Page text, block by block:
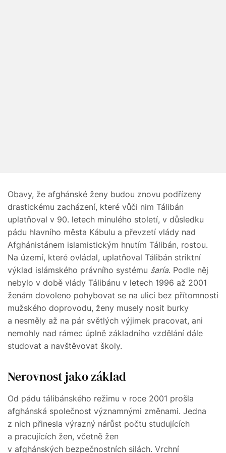
Obavy, že afghánské ženy budou znovu podřízeny
drastickému zacházení, které vůči nim Tálibán
uplatňoval v 90. letech minulého století, v důsledku
pádu hlavního města Kábulu a převzetí vlády nad
Afghánistánem islamistickým hnutím Tálibán, rostou.
Na území, které ovládal, uplatňoval Tálibán striktní
výklad islámského právního systému šaría. Podle něj
nebylo v době vlády Tálibánu v letech 1996 až 2001
ženám dovoleno pohybovat se na ulici bez přítomnosti
mužského doprovodu, ženy musely nosit burky
a nesměly až na pár světlých výjimek pracovat, ani
nemohly nad rámec úplně základního vzdělání dále
studovat a navštěvovat školy.
Nerovnost jako základ
Od pádu tálibánského režimu v roce 2001 prošla
afghánská společnost významnými změnami. Jedna
z nich přinesla výrazný nárůst počtu studujících
a pracujících žen, včetně žen
v afghánských bezpečnostních silách. Vrchní